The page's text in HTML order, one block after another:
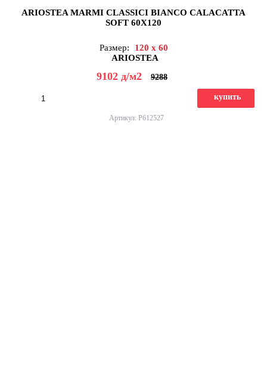
ARIOSTEA MARMI CLASSICI BIANCO CALACATTA
SOFT 60X120
Размер:
120 x 60
ARIOSTEA
9102 д/м2 9288
купить
Артикул: P612527